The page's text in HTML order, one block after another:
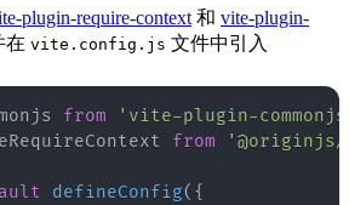
plugin-require-context和 vite-plugin-
在 vite.config.js 文件中引入
from
'vite-plugin-
from
defineConfig( {